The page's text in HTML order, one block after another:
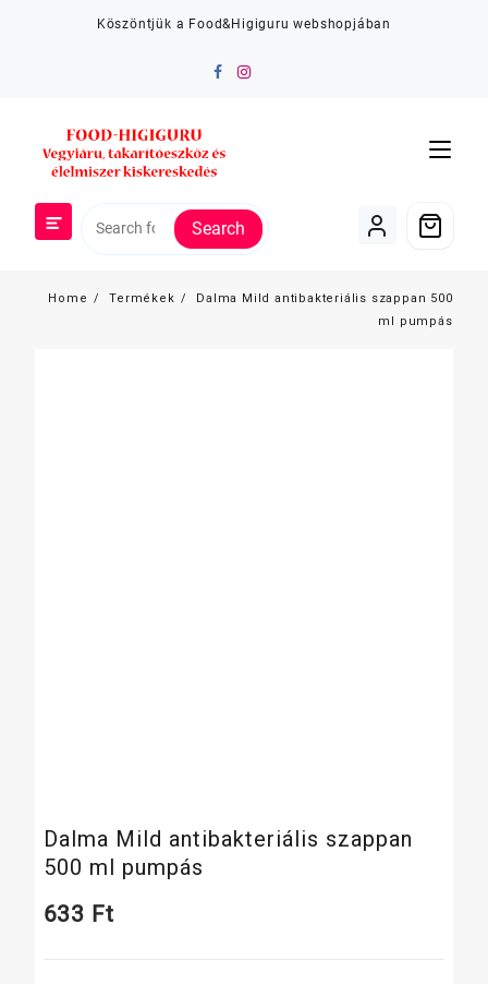
Köszöntjük a Food&Higiguru webshopjában
Search
Home Termékek
Dalma Mild antibakteriális szappan 500
ml pumpás
Dalma Mild antibakteriális szappan
500 ml pumpás
633 Ft